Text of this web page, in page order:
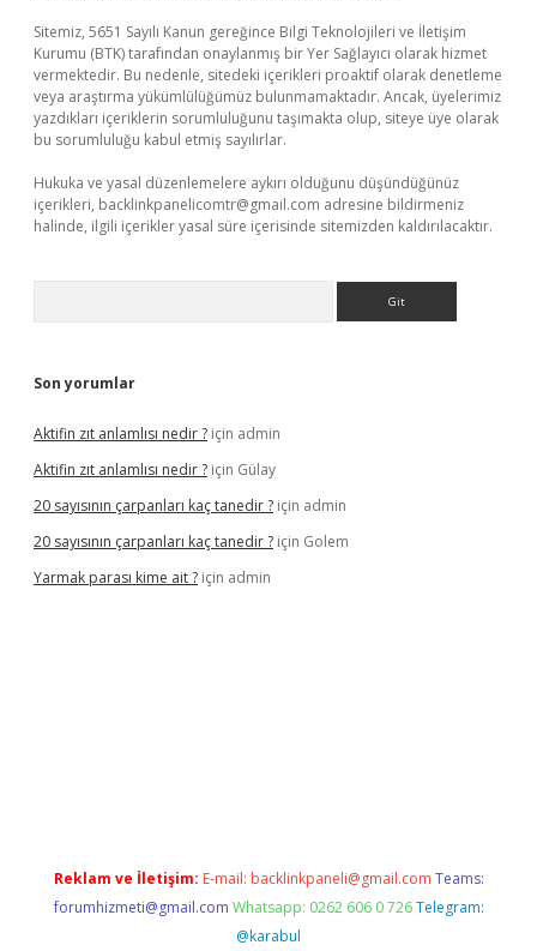
Sitemiz, 5651 Sayılı Kanun gereğince Bilgi Teknolojileri ve İletişim
Kurumu (BTK) tarafından onaylanmış bir Yer Sağlayıcı olarak hizmet
vermektedir. Bu nedenle, sitedeki içerikleri proaktif olarak denetleme
veya araştırma yükümlülüğümüz bulunmamaktadır. Ancak, üyelerimiz
yazdıkları içeriklerin sorumluluğunu taşımakta olup, siteye üye olarak
bu sorumluluğu kabul etmiş sayılırlar.
Hukuka ve yasal düzenlemelere aykırı olduğunu düşündüğünüz
içerikleri, backlinkpanelicomtr@gmail.com adresine bildirmeniz
halinde, ilgili içerikler yasal süre içerisinde sitemizden kaldırılacaktır.
Son yorumlar
Aktifin zıt anlamlısı nedir ? için admin
Aktifin zıt anlamlısı nedir ? için Gülay
20 sayısının çarpanları kaç tanedir ? için admin
20 sayısının çarpanları kaç tanedir ? için Golem
Yarmak parası kime ait ? için admin
Reklam ve İletişim: E-mail: backlinkpaneli@gmail.com Teams:
forumhizmeti@gmail.com Whatsapp: 0262 606 0 726 Telegram:
@karabul